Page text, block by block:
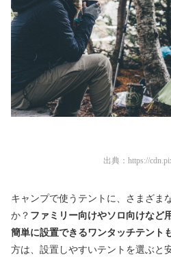
出典： https://
キャンプで使うテントに、さまざま
か？ ファミリー向けやソロ向けなど
簡単に設置できるワンタッチテント
方は、設置しやすいテントを選ぶと